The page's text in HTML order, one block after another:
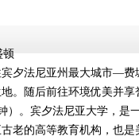
顿
夕法尼亚州最大城市—费
。随后前往环境优美并享
）。宾夕法尼亚大学，
老的高等教育机构，也